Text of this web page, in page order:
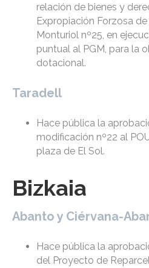
relación de bienes y
Expropiación Forzosa
Monturiol nº25, en
puntual al PGM, para la
dotacional.
Taradell
Hace pública la
modificación nº22 al
plaza de El Sol.
Bizkaia
Abanto y Ciérvana-
Hace pública la
del Proyecto de